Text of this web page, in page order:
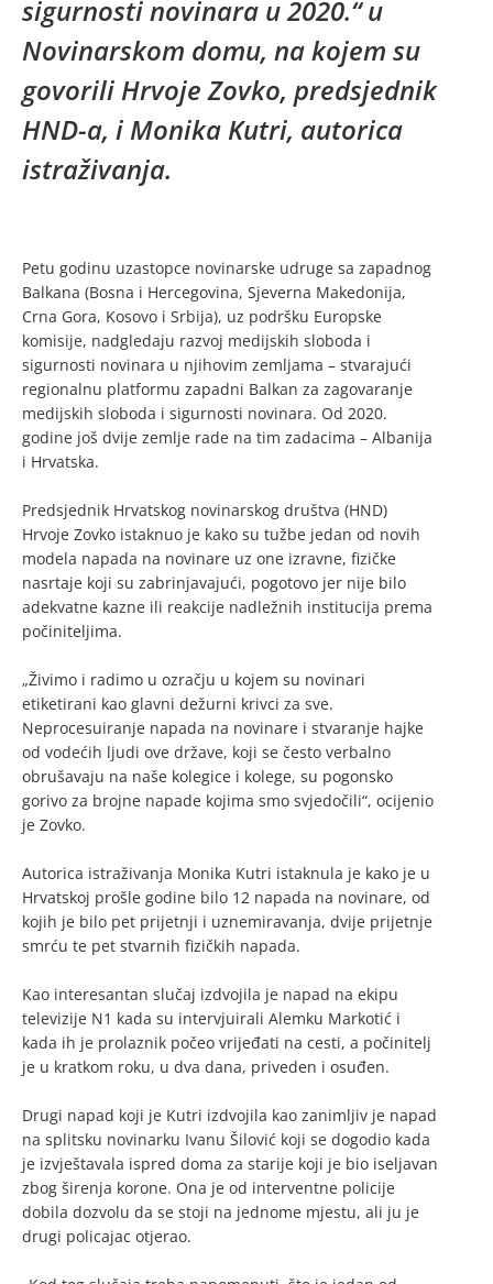
sigurnosti novinara u 2020.“ u
Novinarskom domu, na kojem su
govorili Hrvoje Zovko, predsjednik
HND-a, i Monika Kutri, autorica
istraživanja.
Petu godinu uzastopce novinarske udruge sa zapadnog
Balkana (Bosna i Hercegovina, Sjeverna Makedonija,
Crna Gora, Kosovo i Srbija), uz podršku Europske
komisije, nadgledaju razvoj medijskih sloboda i
sigurnosti novinara u njihovim zemljama – stvarajući
regionalnu platformu zapadni Balkan za zagovaranje
medijskih sloboda i sigurnosti novinara. Od 2020.
godine još dvije zemlje rade na tim zadacima – Albanija
i Hrvatska.
Predsjednik Hrvatskog novinarskog društva (HND)
Hrvoje Zovko istaknuo je kako su tužbe jedan od novih
modela napada na novinare uz one izravne, fizičke
nasrtaje koji su zabrinjavajući, pogotovo jer nije bilo
adekvatne kazne ili reakcije nadležnih institucija prema
počiniteljima.
„Živimo i radimo u ozračju u kojem su novinari
etiketirani kao glavni dežurni krivci za sve.
Neprocesuiranje napada na novinare i stvaranje hajke
od vodećih ljudi ove države, koji se često verbalno
obrušavaju na naše kolegice i kolege, su pogonsko
gorivo za brojne napade kojima smo svjedočili“, ocijenio
je Zovko.
Autorica istraživanja Monika Kutri istaknula je kako je u
Hrvatskoj prošle godine bilo 12 napada na novinare, od
kojih je bilo pet prijetnji i uznemiravanja, dvije prijetnje
smrću te pet stvarnih fizičkih napada.
Kao interesantan slučaj izdvojila je napad na ekipu
televizije N1 kada su intervjuirali Alemku Markotić i
kada ih je prolaznik počeo vrijeđati na cesti, a počinitelj
je u kratkom roku, u dva dana, priveden i osuđen.
Drugi napad koji je Kutri izdvojila kao zanimljiv je napad
na splitsku novinarku Ivanu Šilović koji se dogodio kada
je izvještavala ispred doma za starije koji je bio iseljavan
zbog širenja korone. Ona je od interventne policije
dobila dozvolu da se stoji na jednome mjestu, ali ju je
drugi policajac otjerao.